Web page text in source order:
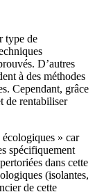
type de
D’autres
à des méthodes
Cependant, grâce
de rentabiliser
» car
spécifiquement
dans cette
(isolantes,
de cette